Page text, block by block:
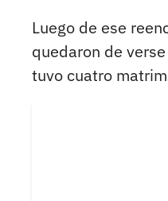
Luego de ese
quedaron de
tuvo cuatro